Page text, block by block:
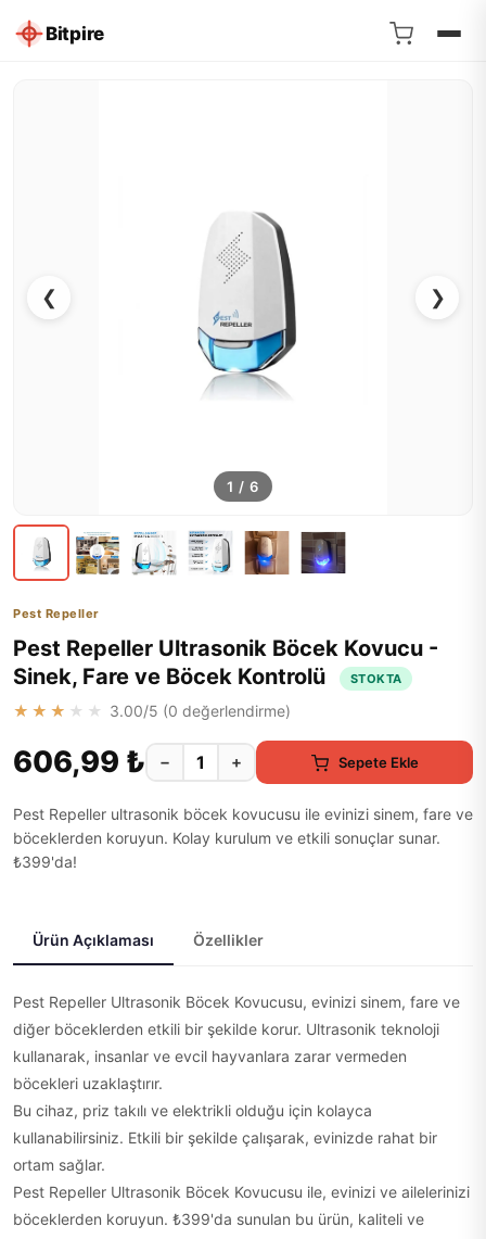
Bitpire
❮ ❯
1 / 6
Pest Repeller
Pest Repeller Ultrasonik Böcek Kovucu -
Sinek, Fare ve Böcek Kontrolü
STOKTA
★★★★★ 3.00/5 (0 değerlendirme)
606,99 ₺ − + Sepete Ekle
Pest Repeller ultrasonik böcek kovucusu ile evinizi sinem, fare ve
böceklerden koruyun. Kolay kurulum ve etkili sonuçlar sunar.
₺399'da!
Ürün Açıklaması Özellikler
Pest Repeller Ultrasonik Böcek Kovucusu, evinizi sinem, fare ve
diğer böceklerden etkili bir şekilde korur. Ultrasonik teknoloji
kullanarak, insanlar ve evcil hayvanlara zarar vermeden
böcekleri uzaklaştırır.
Bu cihaz, priz takılı ve elektrikli olduğu için kolayca
kullanabilirsiniz. Etkili bir şekilde çalışarak, evinizde rahat bir
ortam sağlar.
Pest Repeller Ultrasonik Böcek Kovucusu ile, evinizi ve ailelerinizi
böceklerden koruyun. ₺399'da sunulan bu ürün, kaliteli ve